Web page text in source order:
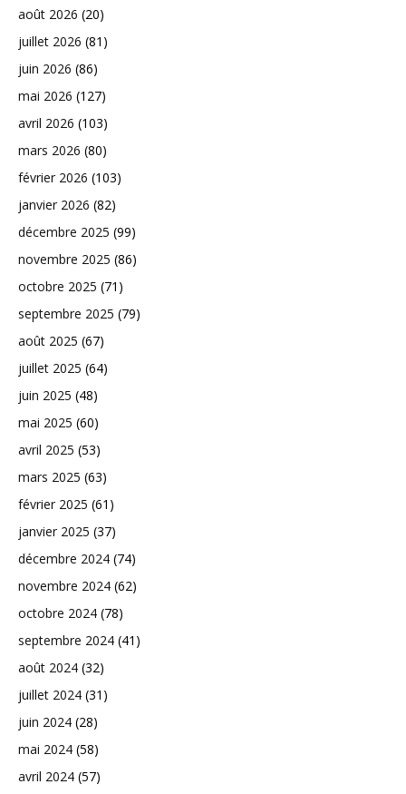
août 2026 (20)
juillet 2026 (81)
juin 2026 (86)
mai 2026 (127)
avril 2026 (103)
mars 2026 (80)
février 2026 (103)
janvier 2026 (82)
décembre 2025 (99)
novembre 2025 (86)
octobre 2025 (71)
septembre 2025 (79)
août 2025 (67)
juillet 2025 (64)
juin 2025 (48)
mai 2025 (60)
avril 2025 (53)
mars 2025 (63)
février 2025 (61)
janvier 2025 (37)
décembre 2024 (74)
novembre 2024 (62)
octobre 2024 (78)
septembre 2024 (41)
août 2024 (32)
juillet 2024 (31)
juin 2024 (28)
mai 2024 (58)
avril 2024 (57)